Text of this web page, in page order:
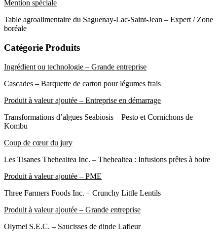
Mention spéciale
Table agroalimentaire du Saguenay-Lac-Saint-Jean – Expert / Zone
boréale
Catégorie Produits
Ingrédient ou technologie – Grande entreprise
Cascades – Barquette de carton pour légumes frais
Produit à valeur ajoutée – Entreprise en démarrage
Transformations d’algues Seabiosis – Pesto et Cornichons de
Kombu
Coup de cœur du jury
Les Tisanes Thehealtea Inc. – Thehealtea : Infusions prêtes à boire
Produit à valeur ajoutée – PME
Three Farmers Foods Inc. – Crunchy Little Lentils
Produit à valeur ajoutée – Grande entreprise
Olymel S.E.C. – Saucisses de dinde Lafleur